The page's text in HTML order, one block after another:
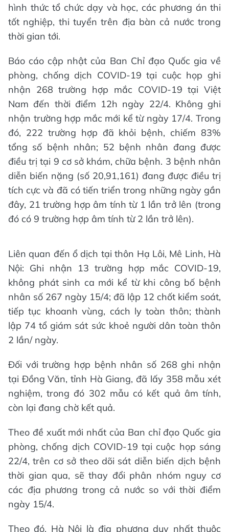
hình thức tổ chức dạy và học, các phương án thi
tốt nghiệp, thi tuyển trên địa bàn cả nước trong
thời gian tới.
Báo cáo cập nhật của Ban Chỉ đạo Quốc gia về
phòng, chống dịch COVID-19 tại cuộc họp ghi
nhận 268 trường hợp mắc COVID-19 tại Việt
Nam đến thời điểm 12h ngày 22/4. Không ghi
nhận trường hợp mắc mới kể từ ngày 17/4. Trong
đó, 222 trường hợp đã khỏi bệnh, chiếm 83%
tổng số bệnh nhân; 52 bệnh nhân đang được
điều trị tại 9 cơ sở khám, chữa bệnh. 3 bệnh nhân
diễn biến nặng (số 20,91,161) đang được điều trị
tích cực và đã có tiến triển trong những ngày gần
đây, 21 trường hợp âm tính từ 1 lần trở lên (trong
đó có 9 trường hợp âm tính từ 2 lần trở lên).
Liên quan đến ổ dịch tại thôn Hạ Lôi, Mê Linh, Hà
Nội: Ghi nhận 13 trường hợp mắc COVID-19,
không phát sinh ca mới kể từ khi công bố bệnh
nhân số 267 ngày 15/4; đã lập 12 chốt kiểm soát,
tiếp tục khoanh vùng, cách ly toàn thôn; thành
lập 74 tổ giám sát sức khoẻ người dân toàn thôn
2 lần/ ngày.
Đối với trường hợp bệnh nhân số 268 ghi nhận
tại Đồng Văn, tỉnh Hà Giang, đã lấy 358 mẫu xét
nghiệm, trong đó 302 mẫu có kết quả âm tính,
còn lại đang chờ kết quả.
Theo đề xuất mới nhất của Ban chỉ đạo Quốc gia
phòng, chống dịch COVID-19 tại cuộc họp sáng
22/4, trên cơ sở theo dõi sát diễn biến dịch bệnh
thời gian qua, sẽ thay đổi phân nhóm nguy cơ
các địa phương trong cả nước so với thời điểm
ngày 15/4.
Theo đó, Hà Nội là địa phương duy nhất thuộc